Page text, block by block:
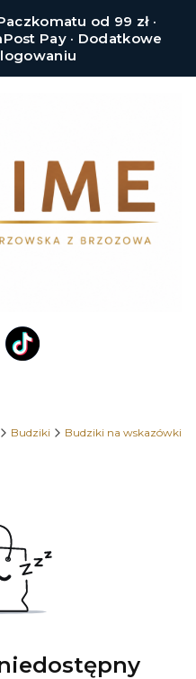
od 99 zł ·
Pay · Dodatkowe
Budziki Budziki na wskazówki